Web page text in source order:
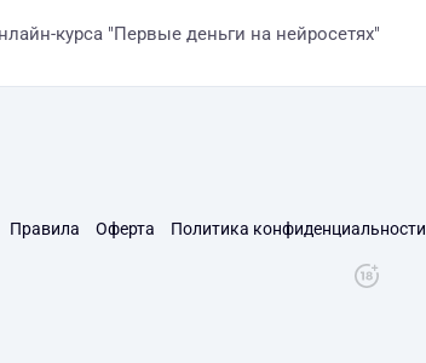
курса "Первые деньги на нейросетях"
Правила Оферта Политика конфиденциальности